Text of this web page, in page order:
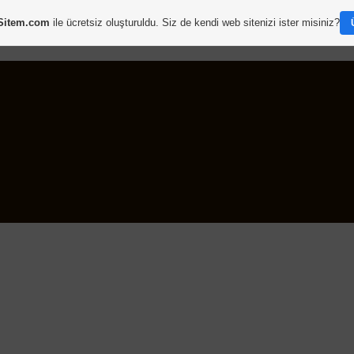
ile ücretsiz oluşturuldu. Siz de kendi web sitenizi ister misiniz?